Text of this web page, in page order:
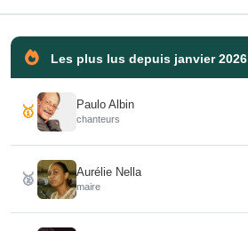
Les plus lus depuis janvier 2026
🥇 Paulo Albin
chanteurs
🥈 Aurélie Nella
maire